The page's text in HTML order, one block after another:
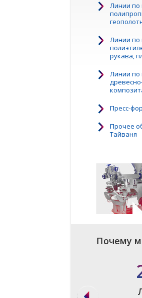
Линии по
Линии по
рукава,
Линии по
Пресс-
Прочее
Тайваня
Почему